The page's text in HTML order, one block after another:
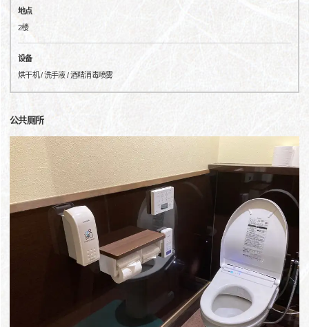
地点
2楼
设备
烘干机 / 洗手液 / 酒精消毒喷雾
公共厕所